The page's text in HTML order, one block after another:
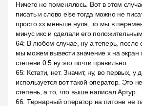
Ничего не поменялось. Вот в этом
писать и слово else тогда можно не
просто xx меньше нуля, то мы в
минус икс и сделали его
64: В любом случае, ну а теперь, после
мы можем вывести значение x на экран
степени 0 5 ну это почти правильно.
65: Кстати, нет. Значит, ну, во первых, у
используется вот такой оператор. Это
степень, а то, что выше написал Артур.
66: Тернарный оператор на питоне не